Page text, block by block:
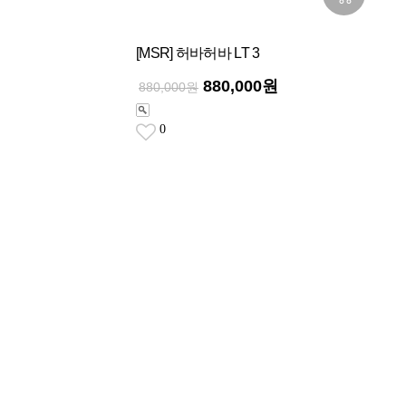
[MSR] 허바허바 LT 3
880,000원 880,000원
0